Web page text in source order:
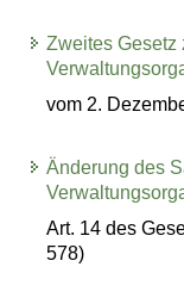
Zweites Gesetz
vom 2.
Änderung des
Art. 14 des
578)